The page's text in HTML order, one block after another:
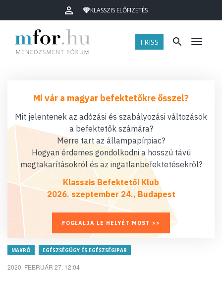
KLASSZIS ELŐFIZETÉS
FRISS Menü
Mi vár a magyar befektetőkre ősszel?
Mit jelentenek az adózási és szabályozási változások
a befektetők számára?
Merre tart az állampapírpiac?
Hogyan érdemes gondolkodni a hosszú távú
megtakarításokról és az ingatlanbefektetésekről?
Klasszis Befektetői Klub
2026. szeptember 24., Budapest
FOGLALJA LE HELYÉT MOST >>
MAKRÓ EGÉSZSÉGÜGY ÉS EGÉSZSÉGIPAR
2020. FEBRUÁR 27. 12:04